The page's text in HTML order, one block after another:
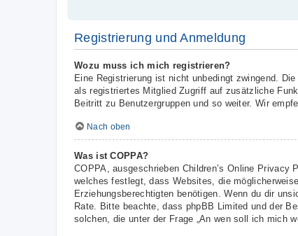
Registrierung und Anmeldung
Wozu muss ich mich registrieren?
Eine Registrierung ist nicht unbedingt zwingend.
als registriertes Mitglied Zugriff auf zusätzliche
Beitritt zu Benutzergruppen und so weiter. Wir
Nach oben
Was ist COPPA?
COPPA, ausgeschrieben Children’s Online
welches festlegt, dass Websites, die
Erziehungsberechtigten benötigen. Wenn du dir
Rate. Bitte beachte, dass phpBB Limited und der
solchen, die unter der Frage „An wen soll ich mich